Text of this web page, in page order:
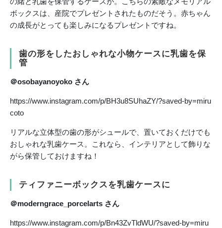
ボックスは、産院でプレゼントされたものだそう。赤ちゃん
の成長がとっても楽しみになるプレゼントですね。
歯の形をしたおしゃれな小物ケースに乳歯を保
管
＠osobayanoyoko さん
https://www.instagram.com/p/BH3u8SUhaZY/?saved-by=miru
coto
リアルな立体型の歯の形がシュールで、置いておくだけでも
おしゃれな乳歯ケース。これなら、インテリアとして飾りな
がら保管しておけますね！
ティファニーボックスを乳歯ケースに
＠moderngrace_porcelarts さん
https://www.instagram.com/p/Bn43ZvTldWU/?saved-by=miru